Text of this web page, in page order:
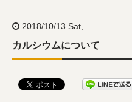
2018/10/13 Sat,
カルシウムについて